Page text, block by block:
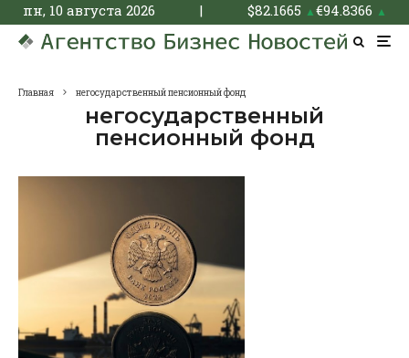
пн, 10 августа 2026 | $82.1665 ▲€94.8366 ▲
Главная негосударственный пенсионный фонд
негосударственный
пенсионный фонд